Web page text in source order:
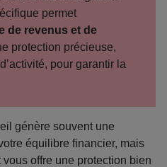
permet
de revenus et de
protection précieuse,
pour garantir la
génère souvent une
équilibre financier, mais
offre une protection bien